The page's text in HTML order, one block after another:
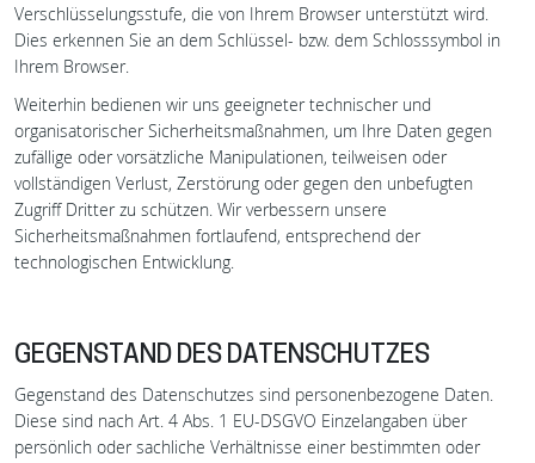
Verschlüsselungsstufe, die von Ihrem Browser unterstützt wird.
Dies erkennen Sie an dem Schlüssel- bzw. dem Schlosssymbol in
Ihrem Browser.
Weiterhin bedienen wir uns geeigneter technischer und
organisatorischer Sicherheitsmaßnahmen, um Ihre Daten gegen
zufällige oder vorsätzliche Manipulationen, teilweisen oder
vollständigen Verlust, Zerstörung oder gegen den unbefugten
Zugriff Dritter zu schützen. Wir verbessern unsere
Sicherheitsmaßnahmen fortlaufend, entsprechend der
technologischen Entwicklung.
GEGENSTAND DES DATENSCHUTZES
Gegenstand des Datenschutzes sind personenbezogene Daten.
Diese sind nach Art. 4 Abs. 1 EU-DSGVO Einzelangaben über
persönlich oder sachliche Verhältnisse einer bestimmten oder